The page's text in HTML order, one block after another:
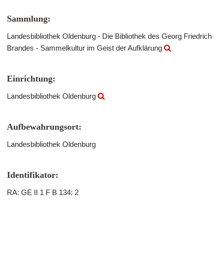
Sammlung:
Landesbibliothek Oldenburg - Die Bibliothek des Georg Friedrich
Brandes - Sammelkultur im Geist der Aufklärung
Einrichtung:
Landesbibliothek Oldenburg
Aufbewahrungsort:
Landesbibliothek Oldenburg
Identifikator:
RA: GE II 1 F B 134: 2